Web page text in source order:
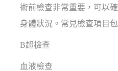
術前檢查非常重要，可以
身體狀況。常見檢查項目包
B超檢查
血液檢查